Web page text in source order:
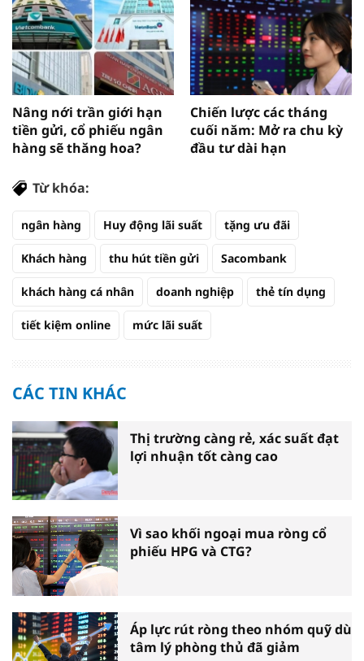
Nâng nới trần giới hạn
tiền gửi, cổ phiếu ngân
hàng sẽ thăng hoa?
Chiến lược các tháng
cuối năm: Mở ra chu kỳ
đầu tư dài hạn
Từ khóa:
ngân hàng Huy động lãi suất tặng ưu đãi
Khách hàng thu hút tiền gửi Sacombank
khách hàng cá nhân doanh nghiệp thẻ tín dụng
tiết kiệm online mức lãi suất
CÁC TIN KHÁC
Thị trường càng rẻ, xác suất đạt
lợi nhuận tốt càng cao
Vì sao khối ngoại mua ròng cổ
phiếu HPG và CTG?
Áp lực rút ròng theo nhóm quỹ dù
tâm lý phòng thủ đã giảm